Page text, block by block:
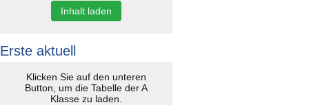
Inhalt laden
Erste aktuell
Klicken Sie auf den unteren
Button, um die Tabelle der A
Klasse zu laden.